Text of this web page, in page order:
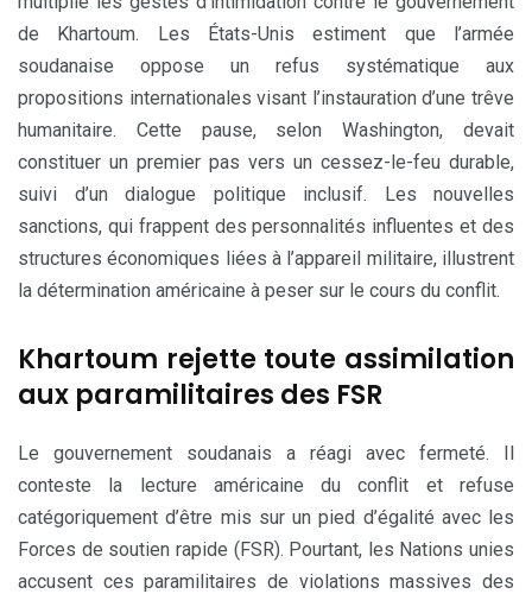
de Khartoum. Les États-Unis estiment que l’armée
soudanaise oppose un refus systématique aux
propositions internationales visant l’instauration d’une trêve
humanitaire. Cette pause, selon Washington, devait
constituer un premier pas vers un cessez-le-feu durable,
suivi d’un dialogue politique inclusif. Les nouvelles
sanctions, qui frappent des personnalités influentes et des
structures économiques liées à l’appareil militaire, illustrent
la détermination américaine à peser sur le cours du conflit.
Khartoum rejette toute assimilation
aux paramilitaires des FSR
Le gouvernement soudanais a réagi avec fermeté. Il
conteste la lecture américaine du conflit et refuse
catégoriquement d’être mis sur un pied d’égalité avec les
Forces de soutien rapide (FSR). Pourtant, les Nations unies
accusent ces paramilitaires de violations massives des